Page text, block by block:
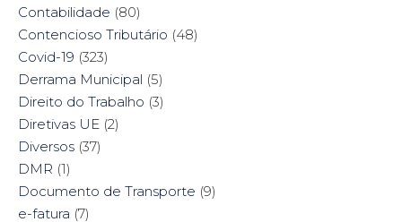
Contabilidade (80)
Contencioso Tributário (48)
Covid-19 (323)
Derrama Municipal (5)
Direito do Trabalho (3)
Diretivas UE (2)
Diversos (37)
DMR (1)
Documento de Transporte (9)
e-fatura (7)